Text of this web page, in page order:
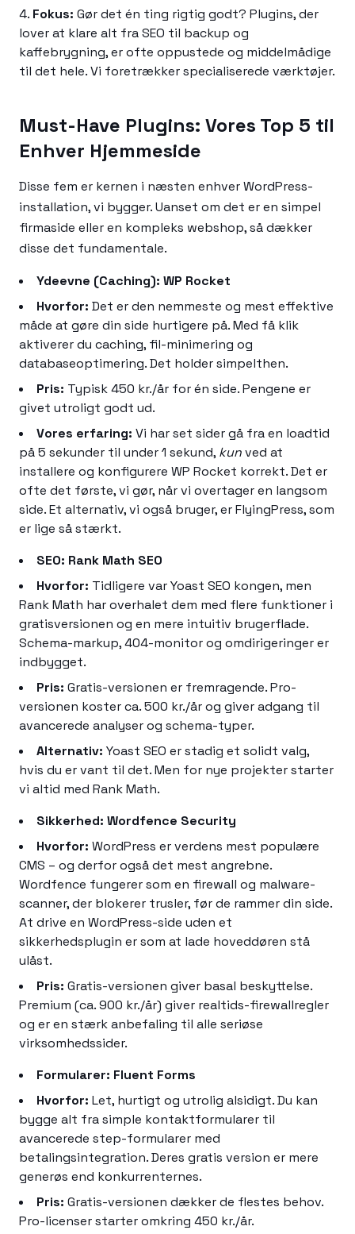
Fokus: Gør det én ting rigtig godt? Plugins, der
lover at klare alt fra SEO til backup og
kaffebrygning, er ofte oppustede og middelmådige
til det hele. Vi foretrækker specialiserede værktøjer.
Must-Have Plugins: Vores Top 5 til
Enhver Hjemmeside
Disse fem er kernen i næsten enhver WordPress-
installation, vi bygger. Uanset om det er en simpel
firmaside eller en kompleks webshop, så dækker
disse det fundamentale.
Ydeevne (Caching): WP Rocket
Hvorfor: Det er den nemmeste og mest effektive
måde at gøre din side hurtigere på. Med få klik
aktiverer du caching, fil-minimering og
databaseoptimering. Det holder simpelthen.
Pris: Typisk 450 kr./år for én side. Pengene er
givet utroligt godt ud.
Vores erfaring: Vi har set sider gå fra en loadtid
på 5 sekunder til under 1 sekund, kunved at
installere og konfigurere WP Rocket korrekt. Det er
ofte det første, vi gør, når vi overtager en langsom
side. Et alternativ, vi også bruger, er FlyingPress, som
er lige så stærkt.
SEO: Rank Math SEO
Hvorfor: Tidligere var Yoast SEO kongen, men
Rank Math har overhalet dem med flere funktioner i
gratisversionen og en mere intuitiv brugerflade.
Schema-markup, 404-monitor og omdirigeringer er
indbygget.
Pris: Gratis-versionen er fremragende. Pro-
versionen koster ca. 500 kr./år og giver adgang til
avancerede analyser og schema-typer.
Alternativ: Yoast SEO er stadig et solidt valg,
hvis du er vant til det. Men for nye projekter starter
vi altid med Rank Math.
Sikkerhed: Wordfence Security
Hvorfor: WordPress er verdens mest populære
CMS – og derfor også det mest angrebne.
Wordfence fungerer som en firewall og malware-
scanner, der blokerer trusler, før de rammer din side.
At drive en WordPress-side uden et
sikkerhedsplugin er som at lade hoveddøren stå
ulåst.
Pris: Gratis-versionen giver basal beskyttelse.
Premium (ca. 900 kr./år) giver realtids-firewallregler
og er en stærk anbefaling til alle seriøse
virksomhedssider.
Formularer: Fluent Forms
Hvorfor: Let, hurtigt og utrolig alsidigt. Du kan
bygge alt fra simple kontaktformularer til
avancerede step-formularer med
betalingsintegration. Deres gratis version er mere
generøs end konkurrenternes.
Pris: Gratis-versionen dækker de flestes behov.
Pro-licenser starter omkring 450 kr./år.